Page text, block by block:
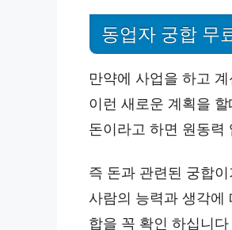
동업자 궁합 무
만약에 사업을 하고
이런 새로운 계획을
돈이라고 하면 원동력
즉 돈과 관련된 궁합
사람의 능력과 생각에
합을 꼭 확인 하십니